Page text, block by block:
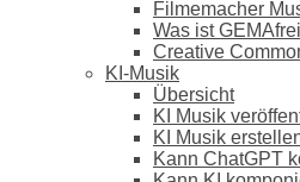
Filmemacher
Was ist
Creative
KI-Musik
Übersicht
KI Musik
KI Musik
Kann ChatGPT